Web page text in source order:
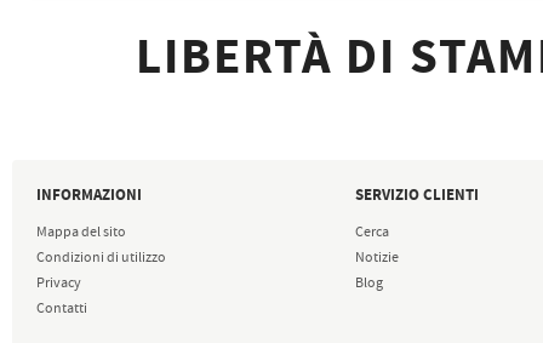
LIBERTÀ DI
INFORMAZIONI
Mappa del sito
Condizioni di utilizzo
Privacy
Contatti
SERVIZIO CLIENTI
Cerca
Notizie
Blog